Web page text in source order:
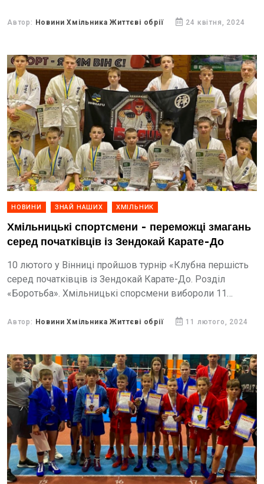
Автор: Новини Хмільника Життєві обрії 24 квітня, 2024
НОВИНИ ЗНАЙ НАШИХ ХМІЛЬНИК
Хмільницькі спортсмени - переможці змагань
серед початківців із Зендокай Карате-До
10 лютого у Вінниці пройшов турнір «Клубна першість
серед початківців із Зендокай Карате-До. Розділ
«Боротьба». Хмільницькі спорсмени вибороли 11
Автор: Новини Хмільника Життєві обрії 11 лютого, 2024